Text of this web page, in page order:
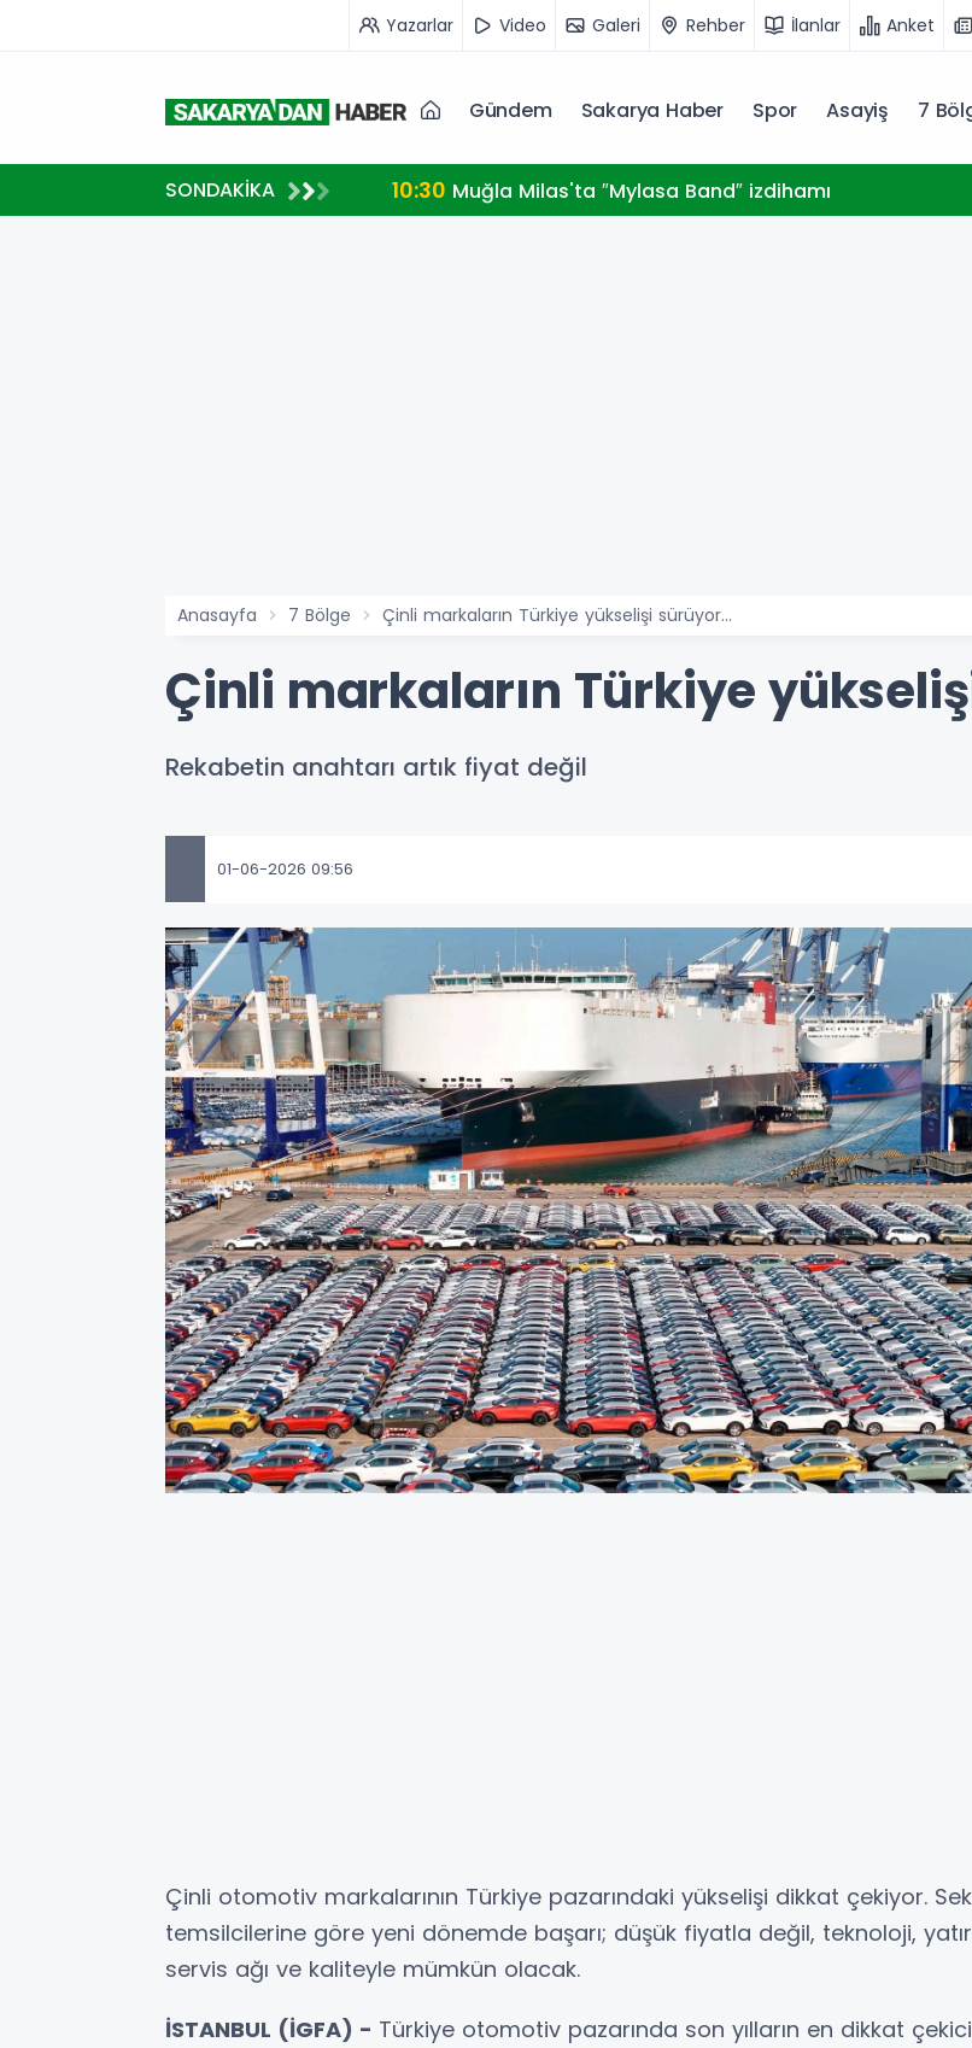
Yazarlar Video Galeri Rehber İlanlar Anket
Gündem Sakarya Haber Spor Asayiş 7
SONDAKİKA 10:30 Muğla Milas'ta ″Mylasa Band″ izdihamı
Anasayfa 7 Bölge Çinli markaların Türkiye yükselişi sürüyor...
Çinli markaların Türkiye
Rekabetin anahtarı artık fiyat değil
01-06-2026 09:56
Çinli otomotiv markalarının Türkiye pazarındaki yükselişi dikkat çekiyor.
temsilcilerine göre yeni dönemde başarı; düşük fiyatla değil, teknoloji,
servis ağı ve kaliteyle mümkün olacak.
İSTANBUL (İGFA) - Türkiye otomotiv pazarında son yılların en dikkat çekici